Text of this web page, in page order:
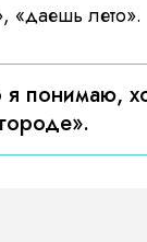
«даешь лето».
понимаю,